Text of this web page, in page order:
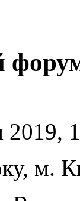
2019,
м.